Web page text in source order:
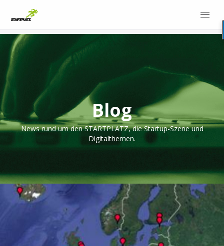
Blog
News rund um den STARTPLATZ, die Startup-Szene und
Digitalthemen.